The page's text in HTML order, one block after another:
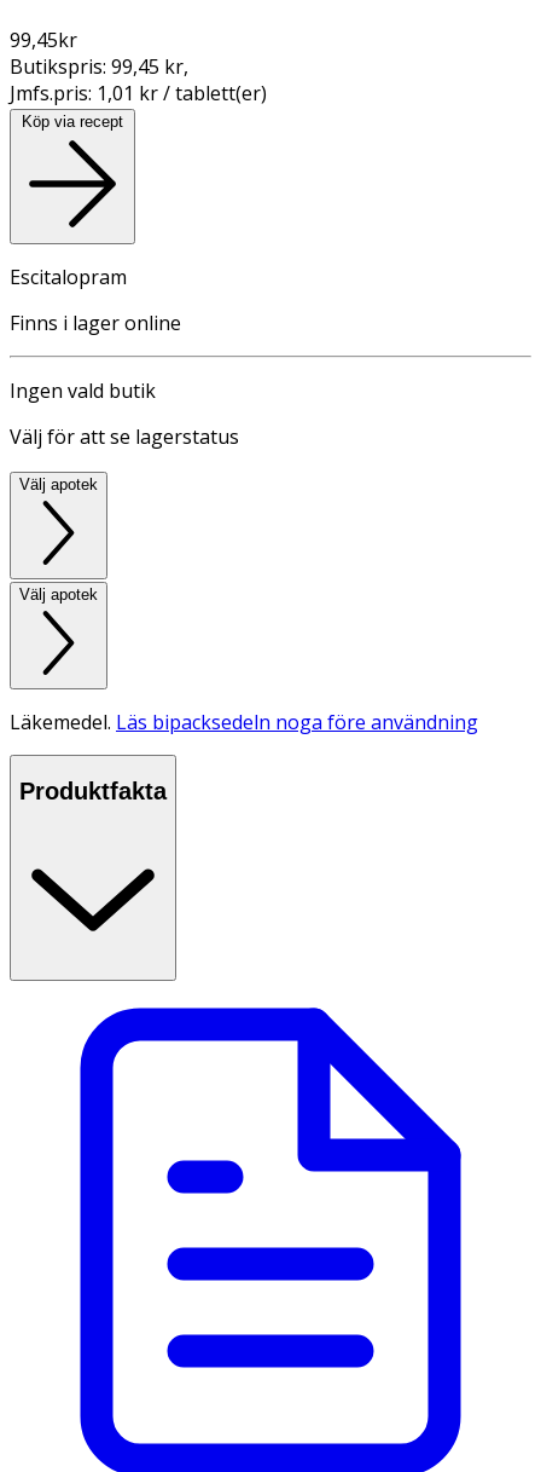
99,45kr
Butikspris: 99,45 kr,
Jmfs.pris: 1,01 kr / tablett(er)
Köp via recept
Escitalopram
Finns i lager online
Ingen vald butik
Välj för att se lagerstatus
Välj apotek
Välj apotek
Läkemedel. Läs bipacksedeln noga före användning
Produktfakta